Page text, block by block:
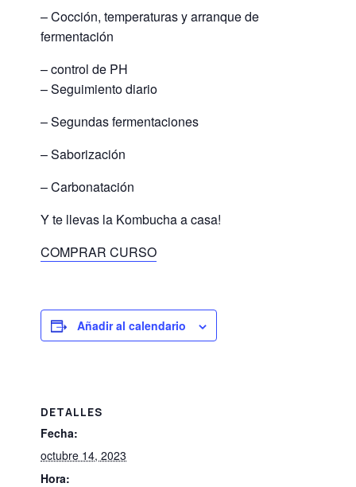
– Cocción, temperaturas y arranque de
fermentación
– control de PH
– Seguimiento diario
– Segundas fermentaciones
– Saborización
– Carbonatación
Y te llevas la Kombucha a casa!
COMPRAR CURSO
Añadir al calendario
DETALLES
Fecha:
octubre 14, 2023
Hora: